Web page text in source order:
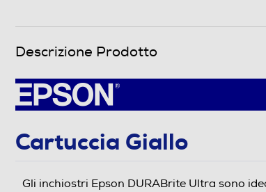
Descrizione Prodotto
Cartuccia Giallo
Gli inchiostri Epson DURABrite Ultra sono